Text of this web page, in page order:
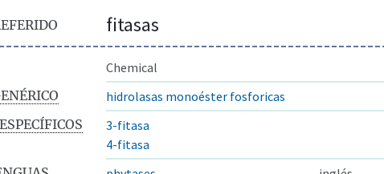
fitasas
Chemical
hidrolasas monoéster fosforicas
3-fitasa
4-fitasa